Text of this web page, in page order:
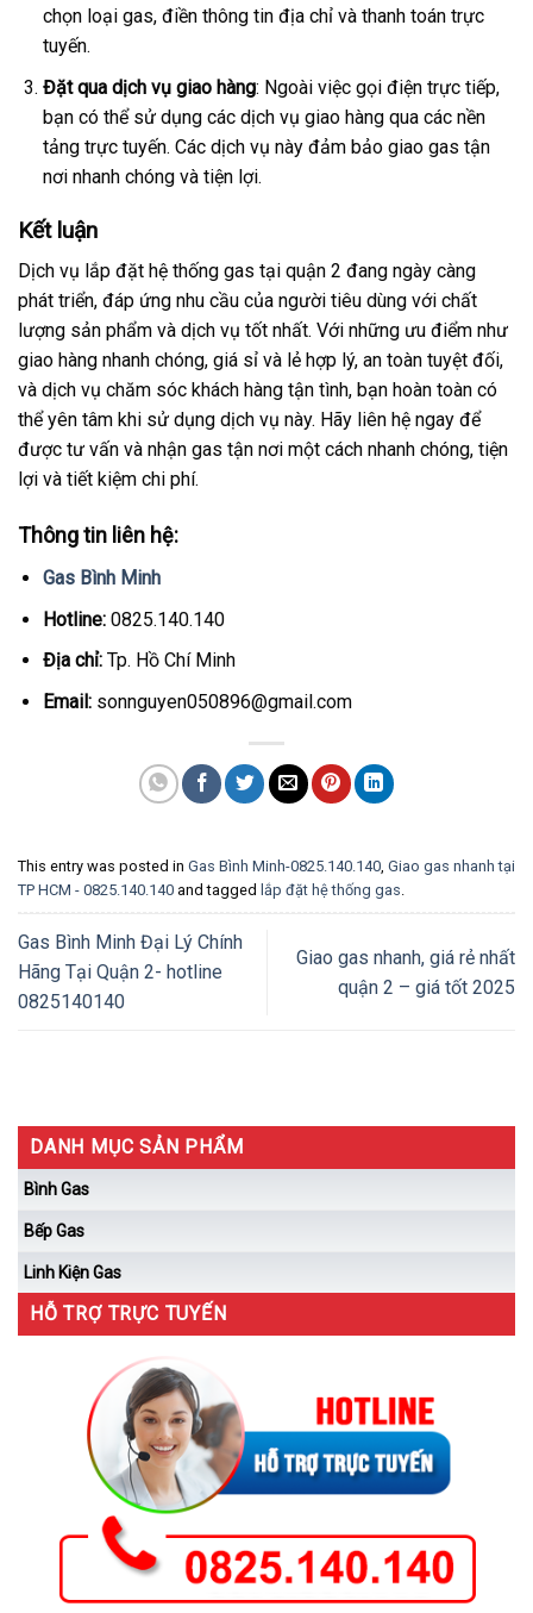
chọn loại gas, điền thông tin địa chỉ và thanh toán trực
tuyến.
Đặt qua dịch vụ giao hàng: Ngoài việc gọi điện trực tiếp,
bạn có thể sử dụng các dịch vụ giao hàng qua các nền
tảng trực tuyến. Các dịch vụ này đảm bảo giao gas tận
nơi nhanh chóng và tiện lợi.
Kết luận
Dịch vụ lắp đặt hệ thống gas tại quận 2 đang ngày càng
phát triển, đáp ứng nhu cầu của người tiêu dùng với chất
lượng sản phẩm và dịch vụ tốt nhất. Với những ưu điểm như
giao hàng nhanh chóng, giá sỉ và lẻ hợp lý, an toàn tuyệt đối,
và dịch vụ chăm sóc khách hàng tận tình, bạn hoàn toàn có
thể yên tâm khi sử dụng dịch vụ này. Hãy liên hệ ngay để
được tư vấn và nhận gas tận nơi một cách nhanh chóng, tiện
lợi và tiết kiệm chi phí.
Thông tin liên hệ:
Gas Bình Minh
Hotline:0825.140.140
Địa chỉ:Tp. Hồ Chí Minh
Email:sonnguyen050896@gmail.com
This entry was posted in Gas Bình Minh-0825.140.140, Giao gas nhanh tại
TP HCM - 0825.140.140 and tagged lắp đặt hệ thống gas.
Gas Bình Minh Đại Lý Chính
Hãng Tại Quận 2- hotline
0825140140
Giao gas nhanh, giá rẻ nhất
quận 2 – giá tốt 2025
DANH MỤC SẢN PHẨM
Bình Gas
Bếp Gas
Linh Kiện Gas
HỖ TRỢ TRỰC TUYẾN